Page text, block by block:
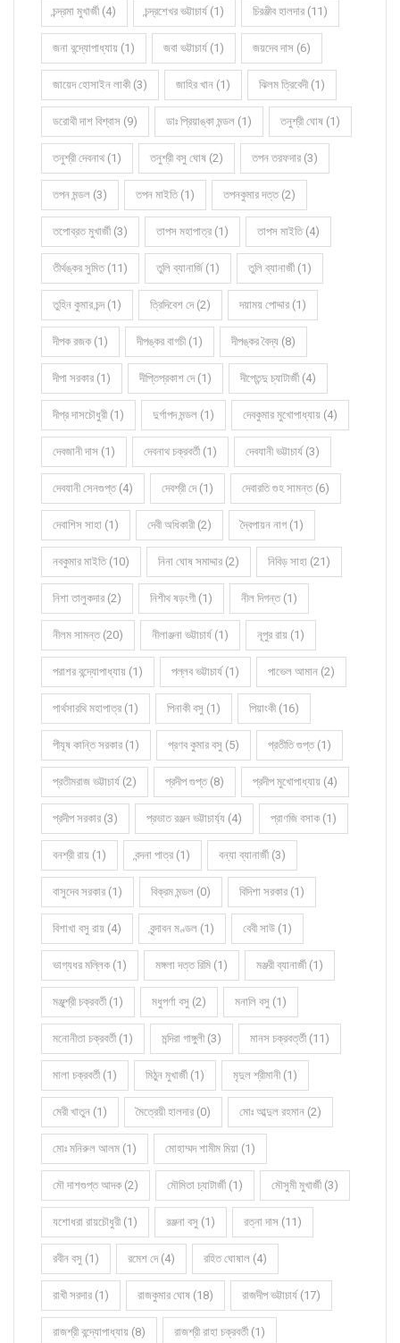
চন্দ্রমা মুখার্জী (4) চন্দ্রশেখর ভট্টাচার্য (1) চিরঞ্জীব হালদার (11)
জনা বন্দ্যোপাধ্যায় (1) জবা ভট্টাচার্য (1) জয়দেব দাস (6)
জায়েদ হোসাইন লাকী (3) জাহির খান (1) ঝিলম ত্রিবেদী (1)
ডরোথী দাশ বিশ্বাস (9) ডাঃ প্রিয়াঙ্কা মন্ডল (1) তনুশ্রী ঘোষ (1)
তনুশ্রী দেবনাথ (1) তনুশ্রী বসু ঘোষ (2) তপন তরফদার (3)
তপন মন্ডল (3) তপন মাইতি (1) তপনকুমার দত্ত (2)
তপোব্রত মুখার্জী (3) তাপস মহাপাত্র (1) তাপস মাইতি (4)
তীর্থঙ্কর সুমিত (11) তুলি ব্যানার্জি (1) তুলি ব্যানার্জী (1)
তুহিন কুমার চন্দ (1) ত্রিদিবেশ দে (2) দয়াময় পোদ্দার (1)
দীপক রজক (1) দীপঙ্কর বাগচী (1) দীপঙ্কর বৈদ্য (8)
দীপা সরকার (1) দীপ্তিপ্রকাশ দে (1) দীপ্তেন্দু চ্যাটার্জী (4)
দীপ্র দাসচৌধুরী (1) দুর্গাপদ মন্ডল (1) দেবকুমার মুখোপাধ্যায় (4)
দেবজানী দাস (1) দেবনাথ চক্রবর্তী (1) দেবযানী ভট্টাচার্য (3)
দেবযানী সেনগুপ্ত (4) দেবশ্রী দে (1) দেবারতি গুহ সামন্ত (6)
দেবাশিস সাহা (1) দেবী অধিকারী (2) দ্বৈপায়ন নাগ (1)
নবকুমার মাইতি (10) নিনা ঘোষ সমাদ্দার (2) নিবিড় সাহা (21)
নিশা তালুকদার (2) নিশীথ ষড়ংগী (1) নীল দিগন্ত (1)
নীলম সামন্ত (20) নীলাঞ্জনা ভট্টাচার্য (1) নূপুর রায় (1)
পরাশর বন্দ্যোপাধ্যায় (1) পল্লব ভট্টাচার্য (1) পাভেল আমান (2)
পার্থসারথি মহাপাত্র (1) পিনাকী বসু (1) পিয়াংকী (16)
পীযূষ কান্তি সরকার (1) প্রণব কুমার বসু (5) প্রতীতি গুপ্ত (1)
প্রতীমরাজ ভট্টাচার্য (2) প্রদীপ গুপ্ত (8) প্রদীপ মুখোপাধ্যায় (4)
প্রদীপ সরকার (3) প্রভাত রঞ্জন ভট্টাচার্য্য (4) প্রাণজি বসাক (1)
বনশ্রী রায় (1) বন্দনা পাত্র (1) বন্যা ব্যানার্জী (3)
বাসুদেব সরকার (1) বিক্রম মন্ডল (0) বিদিশা সরকার (1)
বিশাখা বসু রায় (4) বৃন্দাবন মণ্ডল (1) বেবী সাউ (1)
ভাগ্যধর মল্লিক (1) মঙ্গলা দত্ত রিমি (1) মঞ্জরী ব্যানার্জী (1)
মঞ্জুশ্রী চক্রবর্তী (1) মধুপর্ণা বসু (2) মনালি বসু (1)
মনোনীতা চক্রবর্তী (1) মন্দিরা গাঙ্গুলী (3) মানস চক্রবর্ত্তী (11)
মালা চক্রবর্তী (1) মিঠুন মুখার্জী (1) মৃদুল শ্রীমানী (1)
মেরী খাতুন (1) মৈত্রেয়ী হালদার (0) মোঃ আব্দুল রহমান (2)
মোঃ মনিরুল আলম (1) মোহাম্মদ শামীম মিয়া (1)
মৌ দাশগুপ্ত আদক (2) মৌমিতা চ্যাটার্জী (1) মৌসুমী মুখার্জী (3)
যশোধরা রায়চৌধুরী (1) রঞ্জনা বসু (1) রত্না দাস (11)
রবীন বসু (1) রমেশ দে (4) রহিত ঘোষাল (4)
রাখী সরদার (1) রাজকুমার ঘোষ (18) রাজদীপ ভট্টাচার্য (17)
রাজশ্রী বন্দ্যোপাধ্যায় (8) রাজশ্রী রাহা চক্রবর্তী (1)